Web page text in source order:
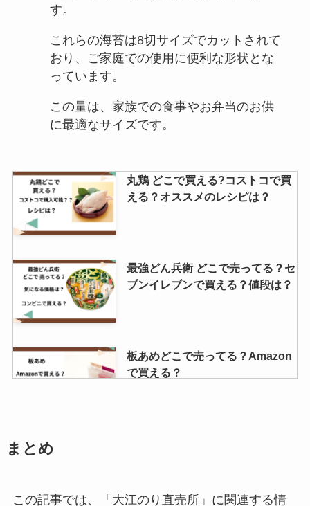
す。
これらの海苔は8切サイズでカットされて
おり、ご家庭での使用に便利な形状とな
っています。
この量は、家族での食事やお弁当のお供
に最適なサイズです。
丸鶏 どこで買える?コストコで買
える？オススメのレシピは？
最強どん兵衛 どこで売ってる？セ
ブンイレブンで買える？値段は？
板あめどこで売ってる？Amazon
で買える？
まとめ
この記事では、「大江のり直売所」に関連する情